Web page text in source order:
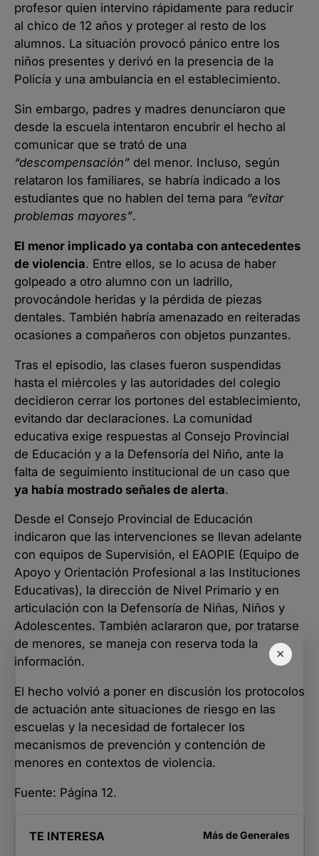
×
profesor quien intervino rápidamente para reducir
al chico de 12 años y proteger al resto de los
alumnos. La situación provocó pánico entre los
niños presentes y derivó en la presencia de la
Policía y una ambulancia en el establecimiento.
Sin embargo, padres y madres denunciaron que
desde la escuela intentaron encubrir el hecho al
comunicar que se trató de una
“descompensación” del menor. Incluso, según
relataron los familiares, se habría indicado a los
estudiantes que no hablen del tema para “evitar
problemas mayores”.
El menor implicado ya contaba con antecedentes
de violencia. Entre ellos, se lo acusa de haber
golpeado a otro alumno con un ladrillo,
provocándole heridas y la pérdida de piezas
dentales. También habría amenazado en reiteradas
ocasiones a compañeros con objetos punzantes.
Tras el episodio, las clases fueron suspendidas
hasta el miércoles y las autoridades del colegio
decidieron cerrar los portones del establecimiento,
evitando dar declaraciones. La comunidad
educativa exige respuestas al Consejo Provincial
de Educación y a la Defensoría del Niño, ante la
falta de seguimiento institucional de un caso que
ya había mostrado señales de alerta.
Desde el Consejo Provincial de Educación
indicaron que las intervenciones se llevan adelante
con equipos de Supervisión, el EAOPIE (Equipo de
Apoyo y Orientación Profesional a las Instituciones
Educativas), la dirección de Nivel Primario y en
articulación con la Defensoría de Niñas, Niños y
Adolescentes. También aclararon que, por tratarse
de menores, se maneja con reserva toda la
información.
El hecho volvió a poner en discusión los protocolos
de actuación ante situaciones de riesgo en las
escuelas y la necesidad de fortalecer los
mecanismos de prevención y contención de
menores en contextos de violencia.
Fuente: Página 12.
TE INTERESA Más deGenerales